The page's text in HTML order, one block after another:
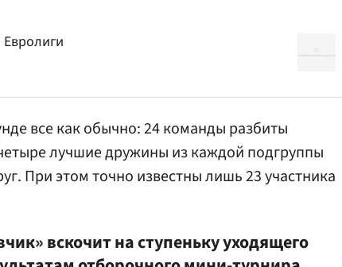
все как обычно: 24 команды разбиты
лучшие дружины из каждой подгруппы
При этом точно известны лишь 23 участника
вскочит на ступеньку уходящего